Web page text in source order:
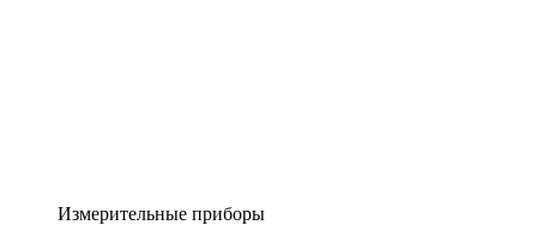
Измерительные приборы